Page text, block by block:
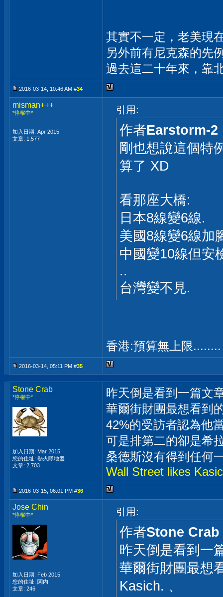
其實不一定，老美現
另外前有尼克森的先
過去這二十年來，靠
2016-03-14, 10:46 AM #34
misman+++
*停權中*
加入日期: Apr 2015
文章: 1,577
引用:
作者Earstorm-2
剛也想說這個特
算了 XD
看那座大橋:
日本8線變6線.
美國8線變6線加
中國變10線但安
..
台灣變不見.
香港:預算無上限
2016-03-14, 05:11 PM #35
Stone Crab
*停權中*
加入日期: Mar 2015
您的住址: 熱火隊地盤
文章: 2,703
昨天倒是看到一篇文
華爾街財團最想看到
42%的受訪者認為他
可是排第二的卻是希
桑德斯沒有得到任何
Wall Street likes
2016-03-15, 06:01 PM #36
Jose Chin
*停權中*
加入日期: Feb 2015
您的住址: 関内
文章: 246
引用:
作者Stone Crab
昨天倒是看到一
華爾街財團最想
Kasich. 、